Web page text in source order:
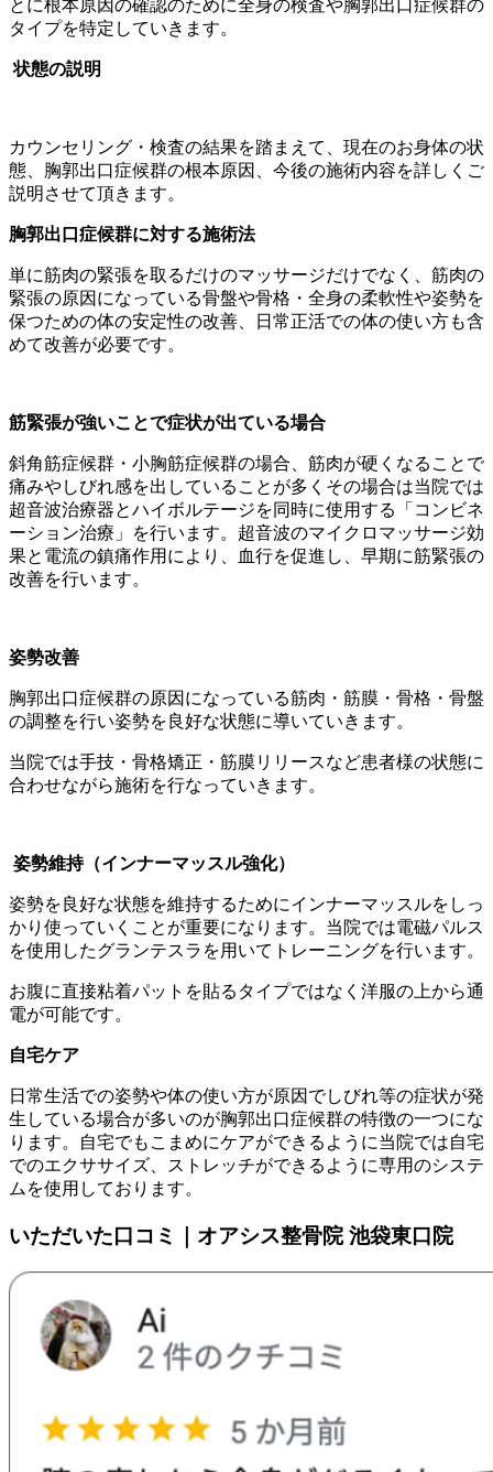
とに根本原因の確認のために全身の検査や胸郭出口症候群の
タイプを特定していきます。
状態の説明
カウンセリング・検査の結果を踏まえて、現在のお身体の状
態、胸郭出口症候群の根本原因、今後の施術内容を詳しくご
説明させて頂きます。
胸郭出口症候群に対する施術法
単に筋肉の緊張を取るだけのマッサージだけでなく、筋肉の
緊張の原因になっている骨盤や骨格・全身の柔軟性や姿勢を
保つための体の安定性の改善、日常正活での体の使い方も含
めて改善が必要です。
筋緊張が強いことで症状が出ている場合
斜角筋症候群・小胸筋症候群の場合、筋肉が硬くなることで
痛みやしびれ感を出していることが多くその場合は当院では
超音波治療器とハイボルテージを同時に使用する「コンビネ
ーション治療」を行います。超音波のマイクロマッサージ効
果と電流の鎮痛作用により、血行を促進し、早期に筋緊張の
改善を行います。
姿勢改善
胸郭出口症候群の原因になっている筋肉・筋膜・骨格・骨盤
の調整を行い姿勢を良好な状態に導いていきます。
当院では手技・骨格矯正・筋膜リリースなど患者様の状態に
合わせながら施術を行なっていきます。
姿勢維持（インナーマッスル強化）
姿勢を良好な状態を維持するためにインナーマッスルをしっ
かり使っていくことが重要になります。当院では電磁パルス
を使用したグランテスラを用いてトレーニングを行います。
お腹に直接粘着パットを貼るタイプではなく洋服の上から通
電が可能です。
自宅ケア
日常生活での姿勢や体の使い方が原因でしびれ等の症状が発
生している場合が多いのが胸郭出口症候群の特徴の一つにな
ります。自宅でもこまめにケアができるように当院では自宅
でのエクササイズ、ストレッチができるように専用のシステ
ムを使用しております。
いただいた口コミ｜オアシス整骨院 池袋東口院